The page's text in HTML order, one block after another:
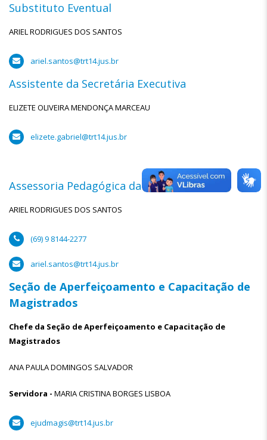
Substituto Eventual
ARIEL RODRIGUES DOS SANTOS
ariel.santos@trt14.jus.br
Assistente da Secretária Executiva
ELIZETE OLIVEIRA MENDONÇA MARCEAU
elizete.gabriel@trt14.jus.br
Assessoria Pedagógica da Escola Judicial
ARIEL RODRIGUES DOS SANTOS
(69) 9 8144-2277
ariel.santos@trt14.jus.br
Seção de Aperfeiçoamento e Capacitação de
Magistrados
Chefe da Seção de Aperfeiçoamento e Capacitação de
Magistrados
ANA PAULA DOMINGOS SALVADOR
Servidora - MARIA CRISTINA BORGES LISBOA
ejudmagis@trt14.jus.br